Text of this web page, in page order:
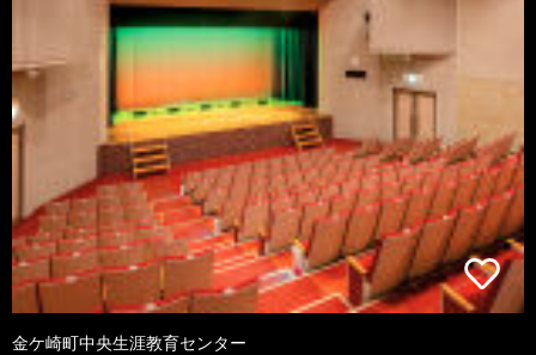
金ケ崎町中央生涯教育センター